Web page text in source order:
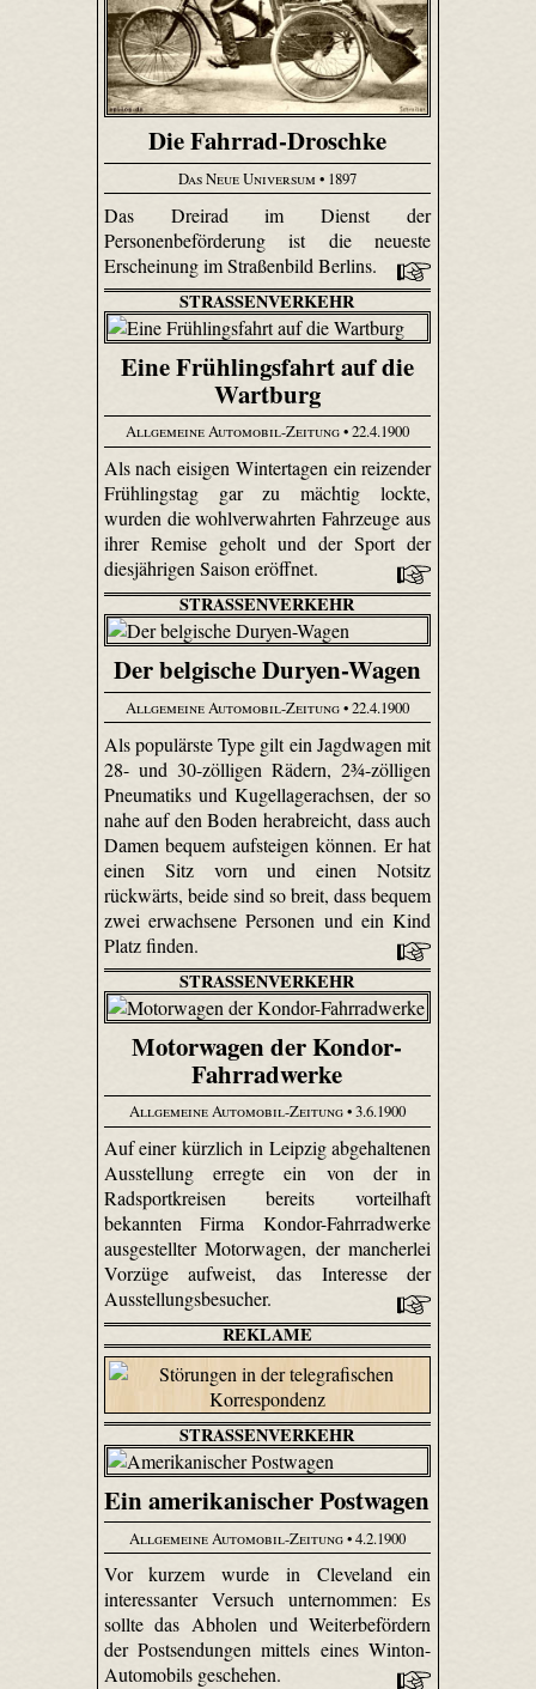
Die Fahrrad-Droschke
Das Neue Universum• 1897
Das Dreirad im Dienst der
Personenbeförderung ist die neueste
Erscheinung im Straßenbild Berlins.
STRASSENVERKEHR
Eine Frühlingsfahrt auf die
Wartburg
Allgemeine Automobil-Zeitung• 22.4.1900
Als nach eisigen Wintertagen ein reizender
Frühlingstag gar zu mächtig lockte,
wurden die wohlverwahrten Fahrzeuge aus
ihrer Remise geholt und der Sport der
diesjährigen Saison eröffnet.
STRASSENVERKEHR
Der belgische Duryen-Wagen
Allgemeine Automobil-Zeitung• 22.4.1900
Als populärste Type gilt ein Jagdwagen mit
28- und 30-zölligen Rädern, 2¾-zölligen
Pneumatiks und Kugellagerachsen, der so
nahe auf den Boden herabreicht, dass auch
Damen bequem aufsteigen können. Er hat
einen Sitz vorn und einen Notsitz
rückwärts, beide sind so breit, dass bequem
zwei erwachsene Personen und ein Kind
Platz finden.
STRASSENVERKEHR
Motorwagen der Kondor-
Fahrradwerke
Allgemeine Automobil-Zeitung• 3.6.1900
Auf einer kürzlich in Leipzig abgehaltenen
Ausstellung erregte ein von der in
Radsportkreisen bereits vorteilhaft
bekannten Firma Kondor-Fahrradwerke
ausgestellter Motorwagen, der mancherlei
Vorzüge aufweist, das Interesse der
Ausstellungsbesucher.
REKLAME
STRASSENVERKEHR
Ein amerikanischer Postwagen
Allgemeine Automobil-Zeitung• 4.2.1900
Vor kurzem wurde in Cleveland ein
interessanter Versuch unternommen: Es
sollte das Abholen und Weiterbefördern
der Postsendungen mittels eines Winton-
Automobils geschehen.